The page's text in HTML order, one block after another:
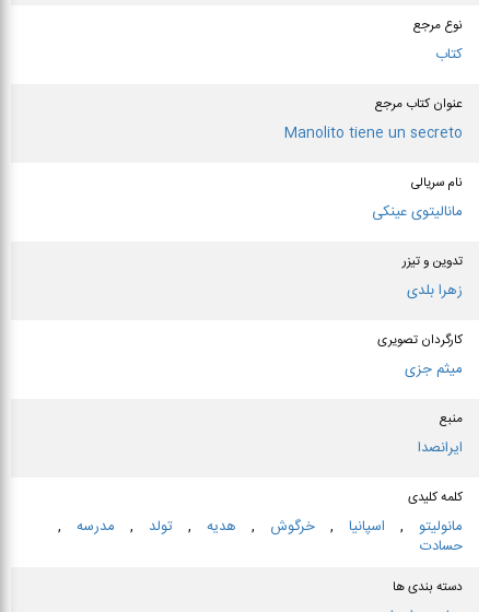
نوع مرجع
کتاب
عنوان كتاب مرجع
Manolito tiene un secreto
نام سریالی
مانالیتوی عینکی
تدوین و تیزر
زهرا بلدی
کارگردان تصویری
میثم جزی
منبع
ایرانصدا
کلمه کلیدی
مانولیتو , اسپانیا , خرگوش , هدیه , تولد , مدرسه
,
حسادت
دسته بندی ها